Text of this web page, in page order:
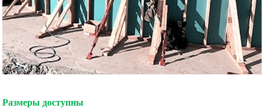
Размеры доступны